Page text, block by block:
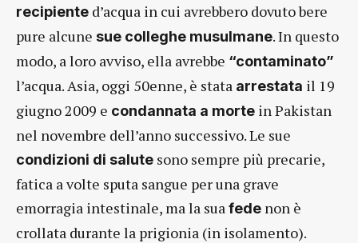
recipiente d’acqua in cui avrebbero dovuto bere
pure alcune sue colleghe musulmane. In questo
modo, a loro avviso, ella avrebbe “contaminato”
l’acqua. Asia, oggi 50enne, è stata arrestata il 19
giugno 2009 e condannata a morte in Pakistan
nel novembre dell’anno successivo. Le sue
condizioni di salute sono sempre più precarie,
fatica a volte sputa sangue per una grave
emorragia intestinale, ma la sua fede non è
crollata durante la prigionia (in isolamento).